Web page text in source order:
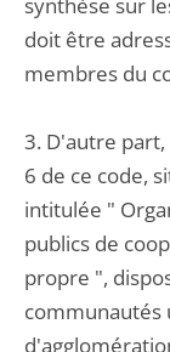
doit être
membres du
3. D'autre
6 de ce code,
intitulée "
publics de
propre ",
communautés